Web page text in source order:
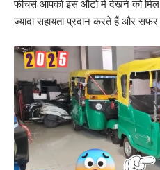
फीचर्स आपको इस ऑटो में देखने को
ज्यादा सहायता प्रदान करते हैं और